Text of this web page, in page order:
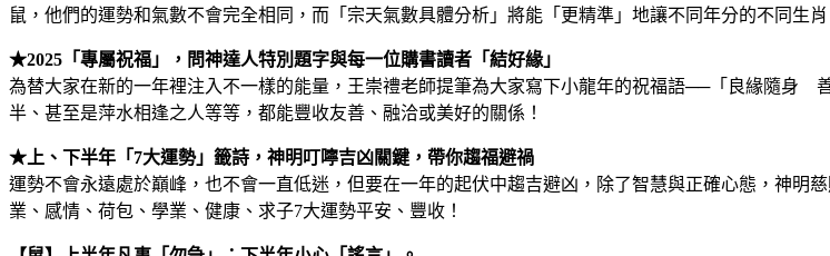
鼠，他們的運勢和氣數不會完全相同，而「宗天氣數具體分析」將能「更精準」地讓不同年分的不同生
★2025「專屬祝福」，問神達人特別題字與每一位購書讀者「結好緣」
為替大家在新的一年裡注入不一樣的能量，王崇禮老師提筆為大家寫下小龍年的祝福語──「良緣隨身
半、甚至是萍水相逢之人等等，都能豐收友善、融洽或美好的關係！
★上、下半年「7大運勢」籤詩，神明叮嚀吉凶關鍵，帶你趨福避禍
運勢不會永遠處於巔峰，也不會一直低迷，但要在一年的起伏中趨吉避凶，除了智慧與正確心態，神明
業、感情、荷包、學業、健康、求子7大運勢平安、豐收！